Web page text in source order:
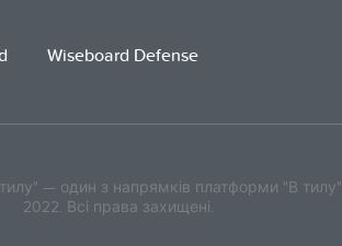
Wiseboard Defense
— один з напрямків платформи "В тилу"
2022. Всі права захищені.